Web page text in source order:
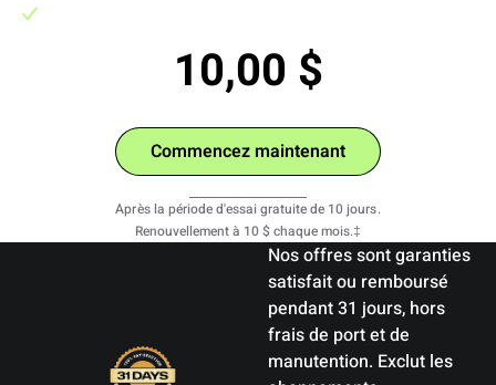
10,00 $
Commencez maintenant
Après la période d'essai gratuite de 10 jours.
Renouvellement à 10 $ chaque mois.‡
Nos offres sont garanties
satisfait ou remboursé
pendant 31 jours, hors
frais de port et de
manutention. Exclut les